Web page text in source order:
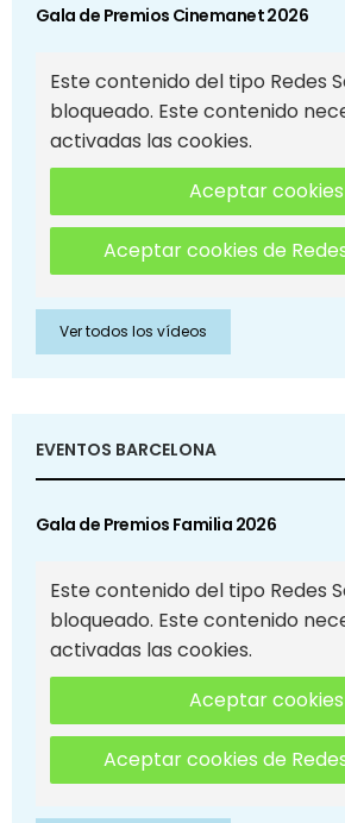
Gala de Premios Cinemanet 2026
Este contenido del tipo Redes
bloqueado. Este contenido
activadas las cookies.
Aceptar cookies
Aceptar cookies de
Ver todos los vídeos
EVENTOS BARCELONA
Gala de Premios Familia 2026
Este contenido del tipo Redes
bloqueado. Este contenido
activadas las cookies.
Aceptar cookies
Aceptar cookies de